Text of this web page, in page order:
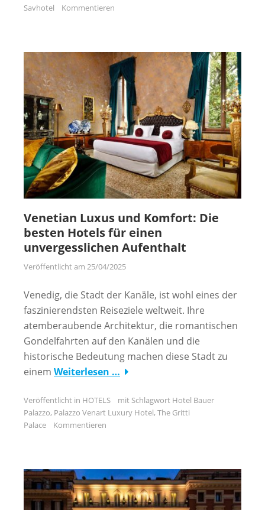
Savhotel
Kommentieren
Venetian Luxus und Komfort: Die
besten Hotels für einen
unvergesslichen Aufenthalt
Veröffentlicht am 25/04/2025
Venedig, die Stadt der Kanäle, ist wohl eines der
faszinierendsten Reiseziele weltweit. Ihre
atemberaubende Architektur, die romantischen
Gondelfahrten auf den Kanälen und die
historische Bedeutung machen diese Stadt zu
einem Weiterlesen …
Veröffentlicht in HOTELS mit Schlagwort Hotel Bauer
Palazzo, Palazzo Venart Luxury Hotel, The Gritti
Palace
Kommentieren